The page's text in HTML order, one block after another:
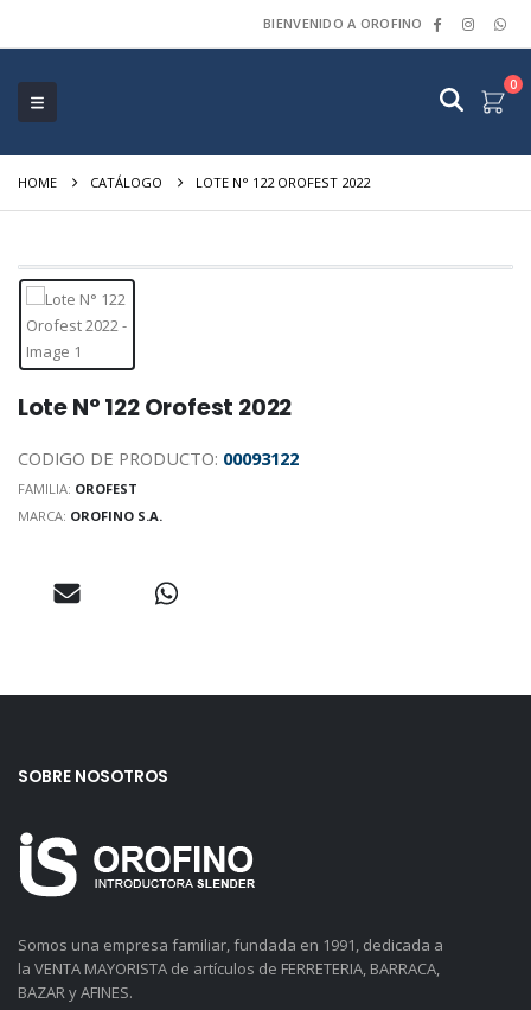
BIENVENIDO A OROFINO
0
HOME CATÁLOGO LOTE N° 122 OROFEST 2022
Lote N° 122 Orofest 2022
CODIGO DE PRODUCTO: 00093122
FAMILIA: OROFEST
MARCA: OROFINO S.A.
SOBRE NOSOTROS
Somos una empresa familiar, fundada en 1991, dedicada a
la VENTA MAYORISTA de artículos de FERRETERIA, BARRACA,
BAZAR y AFINES.